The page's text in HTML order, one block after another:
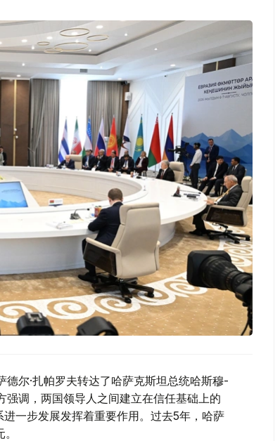
尔·扎帕罗夫转达了哈萨克斯坦总统哈斯穆-
强调，两国领导人之间建立在信任基础上的
一步发展发挥着重要作用。过去5年，哈萨